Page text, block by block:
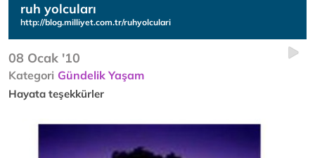
ruh yolcuları
http://blog.milliyet.com.tr/ruhyolculari
08 Ocak '10
Kategori Gündelik Yaşam
Hayata teşekkürler